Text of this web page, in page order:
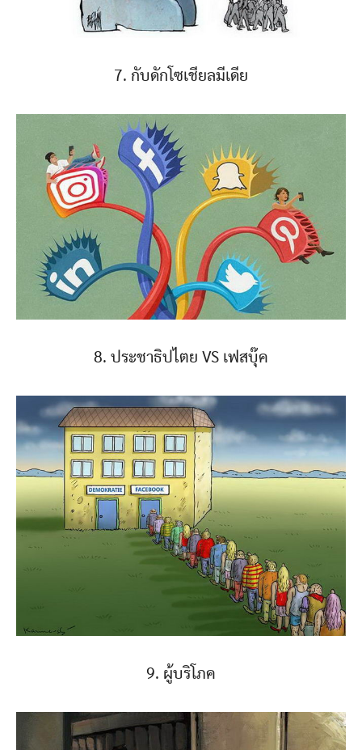
7. กับดักโซเชียลมีเดีย
8. ประชาธิปไตย VS เฟสบุ๊ค
9. ผู้บริโภค